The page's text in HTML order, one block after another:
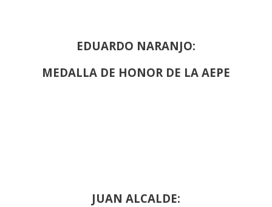
EDUARDO NARANJO:
MEDALLA DE HONOR DE LA AEPE
JUAN ALCALDE: